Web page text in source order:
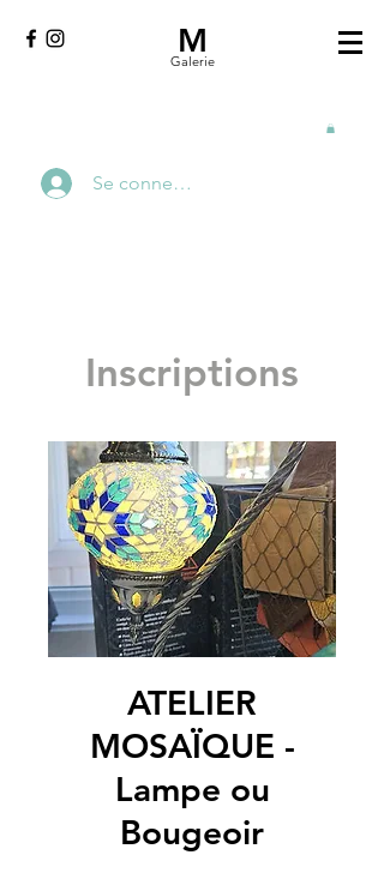
M
Galerie
Se connecter
Inscriptions
ATELIER
MOSAÏQUE -
Lampe ou
Bougeoir